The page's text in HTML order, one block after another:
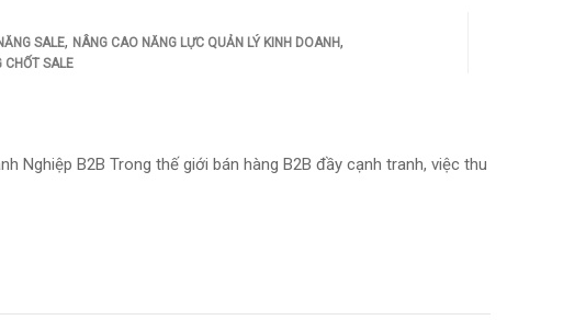
SALE, NÂNG CAO NĂNG LỰC QUẢN LÝ KINH DOANH,
CHỐT SALE
Nghiệp B2B Trong thế giới bán hàng B2B đầy cạnh tranh, việc thu